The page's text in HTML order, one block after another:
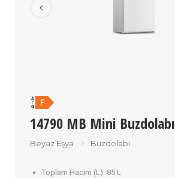
14790 MB Mini Buzdolabı
Beyaz Eşya Buzdolabı
Toplam Hacim (L): 85 L